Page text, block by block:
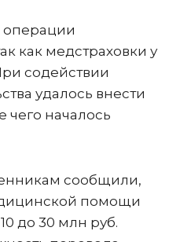
операции
как медстраховки у
содействии
удалось внести
чего началось
сообщили,
помощи
до 30 млн руб.